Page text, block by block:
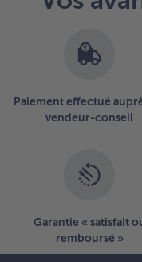
Paiement effectué
vendeur-conseil
Garantie « satisfait
remboursé »